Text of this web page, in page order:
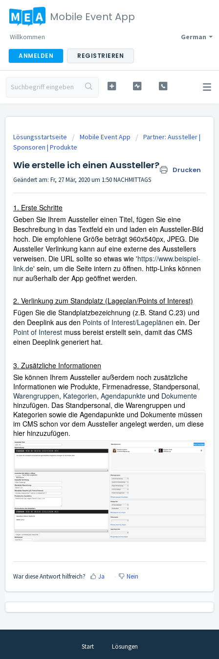
Mobile Event App
German
Willkommen
ANMELDEN REGISTRIEREN
Lösungsstartseite Mobile Event App
Partner: Aussteller |
Sponsoren | Produkte
Wie erstelle ich einen Aussteller? Drucken
Geändert am: Fr, 27 Mär, 2020 um 1:50 NACHMITTAGS
1. Erste Schritte
Geben Sie Ihrem Aussteller einen Titel, fügen Sie eine
Beschreibung in das Textfeld ein und laden ein Aussteller-Bild
hoch. Die empfohlene Größe beträgt 960x540px, JPEG. Die
Aussteller Verlinkung kann auf eine externe des Ausstellers
verweisen. Die URL sollte so etwas wie 'https://www.beispiel-
link.de' sein, um die Seite intern zu öffnen. http-Links können
nur außerhalb der App geöffnet werden.
2. Verlinkung zum Standplatz (Lageplan/Points of Interest)
Fügen Sie die Standplatzbezeichnung (z.B. Stand C.23) und
den Deeplink aus den Points of Interest/Lageplänen ein. Der
Point of Interest muss bereist erstellt sein, damit das CMS
einen Deeplink generiert hat.
3. Zusätzliche Informationen
Sie können Ihrem Aussteller außerdem noch zusätzliche
Informationen wie Produkte, Firmenadresse, Standpersonal,
Warengruppen, Kategorien, Agendapunkte und Dokumente
hinzufügen. Das Standpersonal, die Warengruppen und
Kategorien sowie die Agendapunkte und Dokumente müssen
im CMS schon vor dem Aussteller angelegt werden, um diese
hier hinzuzufügen.
War diese Antwort hilfreich? Ja Nein
Start Lösungen